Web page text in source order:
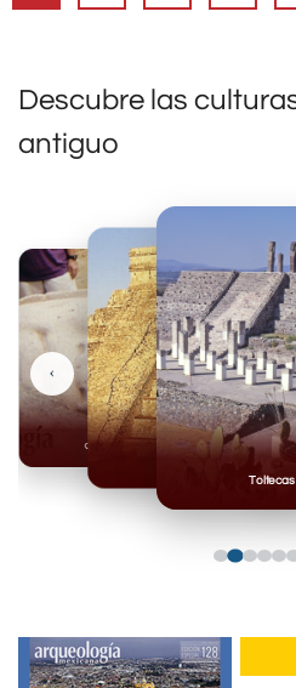
Descubre las
antiguo
Toltecas
Olmecas
‹